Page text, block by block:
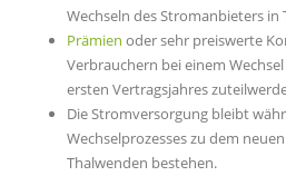
Wechseln des Stromanbieters
Prämien oder sehr preiswerte
Verbrauchern bei einem
ersten Vertragsjahres
Die Stromversorgung bleibt
Wechselprozesses zu dem
Thalwenden bestehen.